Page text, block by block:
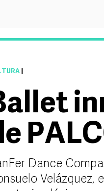
Dance
Velázquez,